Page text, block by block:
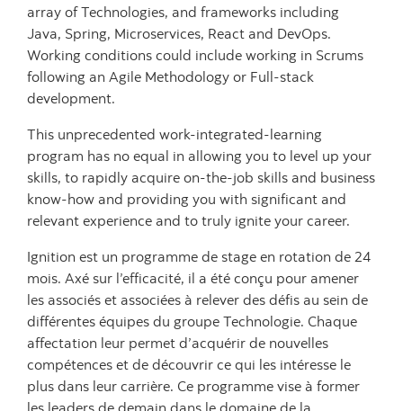
array of Technologies, and frameworks including
Java, Spring, Microservices, React and DevOps.
Working conditions could include working in Scrums
following an Agile Methodology or Full-stack
development.
This unprecedented work-integrated-learning
program has no equal in allowing you to level up your
skills, to rapidly acquire on-the-job skills and business
know-how and providing you with significant and
relevant experience and to truly ignite your career.
Ignition est un programme de stage en rotation de 24
mois. Axé sur l’efficacité, il a été conçu pour amener
les associés et associées à relever des défis au sein de
différentes équipes du groupe Technologie. Chaque
affectation leur permet d’acquérir de nouvelles
compétences et de découvrir ce qui les intéresse le
plus dans leur carrière. Ce programme vise à former
les leaders de demain dans le domaine de la